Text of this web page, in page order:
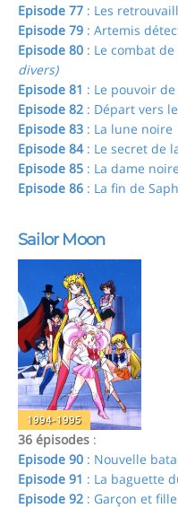
Episode 77 : Les
Episode 79 : Artemis
Episode 80 : Le combat
divers)
Episode 81 : Le pouvoir
Episode 82 : Départ vers
Episode 83 : La lune noire
Episode 84: Le secret de
Episode 85 : La dame noire
Episode 86 : La fin de
Sailor Moon
1994-1995
36 épisodes :
Episode 90 : Nouvelle
Episode 91 : La baguette
Episode 92 : Garçon et fille